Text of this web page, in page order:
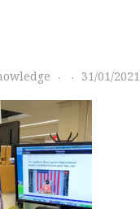
31/01/2021